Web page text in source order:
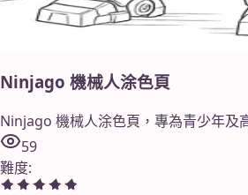
Ninjago 機械人涂色頁
Ninjago 機械人涂色頁，專為青少年及
59
難度: